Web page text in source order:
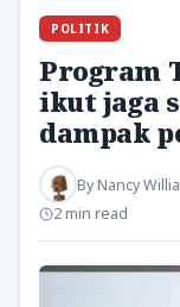
POLITIK
Program
ikut jaga
dampak
ByNancy
2 min read